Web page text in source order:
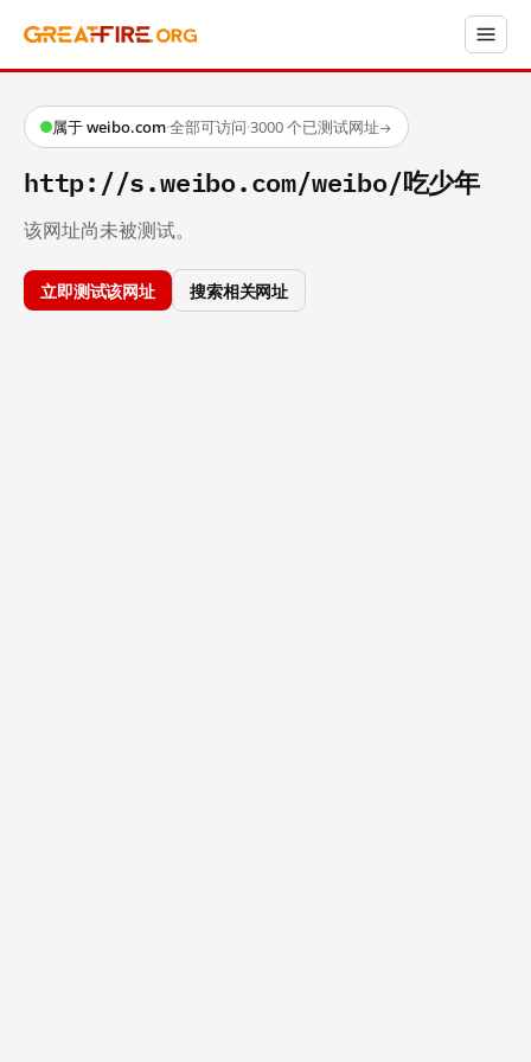
属于 weibo.com·全部可访问·3000 个已测试网址→
http://s.weibo.com/weibo/吃少年
该网址尚未被测试。
立即测试该网址 搜索相关网址